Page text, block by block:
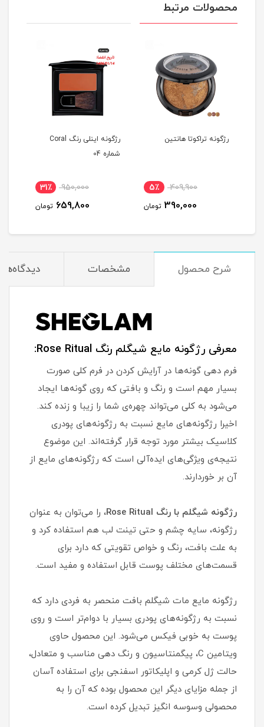
محصولات مرتبط
رژگونه تراکوتا هانتین
409,900 5٪
390,000 تومان
رژگونه اینلی رنگ Coral
شماره 04
950,000 31٪
659,800 تومان
شرح محصول مشخصات دیدگاه‌ها
معرفی رژگونه مایع شیگلم رنگ Rose Ritual:
فرم دهی گونه‌ها در آرایش کردن در فرم کلی صورت
بسیار مهم است و رنگ و بافتی که روی گونه‌ها ایجاد
می‌شود به کلی می‌تواند چهره‌ی شما را زیبا و زنده کند.
اخیرا رژگونه‌های مایع نسبت به رژگونه‌های پودری
کلاسیک بیشتر مورد توجه قرار گرفته‌اند. این موضوع
نتیجه‌ی ویژگی‌های ایده‌آلی است که رژگونه‌های مایع از
آن بر خوردارند.
رژگونه شیگلم با رنگ Rose Ritual
، را می‌توان به عنوان
رژگونه، سایه چشم و حتی تینت لب هم استفاده کرد و
به علت بافت، رنگ و خواص تقویتی که دارد برای
قسمت‌های مختلف پوست قابل استفاده و مفید است.
رژگونه مایع مات شیگلم بافت منحصر به فردی دارد که
نسبت به رژگونه‌های پودری بسیار با دوام‌تر است و روی
پوست به خوبی فیکس می‌شود. این محصول حاوی
ویتامین C، پیگمنتاسیون و رنگ دهی مناسب و متعادل،
حالت ژل کرمی و اپلیکاتور اسفنجی برای استفاده آسان
از جمله مزایای دیگر این محصول بوده که آن را به
محصولی وسوسه انگیز تبدیل کرده است.